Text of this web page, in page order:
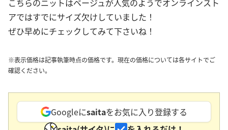
こちらのニットはベージュが人気のようでオンラインスト
アではすでにサイズ欠けしていました！
ぜひ早めにチェックしてみて下さいね！
※表示価格は記事執筆時点の価格です。現在の価格については各サイトでご
確認ください。
Googleにsaitaをお気に入り登録する